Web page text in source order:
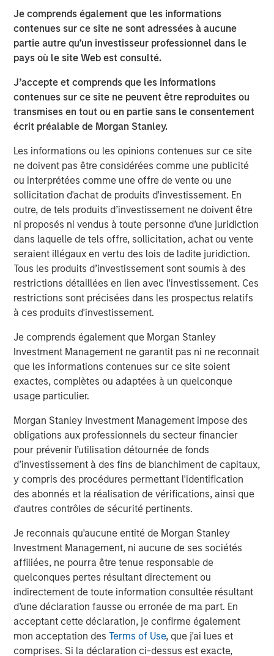
Je comprends également que les informations
contenues sur ce site ne sont adressées à aucune
partie autre qu’un investisseur professionnel dans le
pays où le site Web est consulté.
J’accepte et comprends que les informations
contenues sur ce site ne peuvent être reproduites ou
transmises en tout ou en partie sans le consentement
écrit préalable de Morgan Stanley.
Les informations ou les opinions contenues sur ce site
ne doivent pas être considérées comme une publicité
ou interprétées comme une offre de vente ou une
sollicitation d'achat de produits d'investissement. En
outre, de tels produits d’investissement ne doivent être
ni proposés ni vendus à toute personne d’une juridiction
dans laquelle de tels offre, sollicitation, achat ou vente
seraient illégaux en vertu des lois de ladite juridiction.
Tous les produits d’investissement sont soumis à des
restrictions détaillées en lien avec l'investissement. Ces
restrictions sont précisées dans les prospectus relatifs
à ces produits d'investissement.
Je comprends également que Morgan Stanley
Investment Management ne garantit pas ni ne reconnait
que les informations contenues sur ce site soient
exactes, complètes ou adaptées à un quelconque
usage particulier.
Morgan Stanley Investment Management impose des
obligations aux professionnels du secteur financier
pour prévenir l’utilisation détournée de fonds
d’investissement à des fins de blanchiment de capitaux,
y compris des procédures permettant l'identification
des abonnés et la réalisation de vérifications, ainsi que
d'autres contrôles de sécurité pertinents.
Je reconnais qu'aucune entité de Morgan Stanley
Investment Management, ni aucune de ses sociétés
affiliées, ne pourra être tenue responsable de
quelconques pertes résultant directement ou
indirectement de toute information consultée résultant
d’une déclaration fausse ou erronée de ma part. En
acceptant cette déclaration, je confirme également
mon acceptation desTerms of Use, que j'ai lues et
comprises. Si la déclaration ci-dessus est exacte,
components from ports to offshore wind installations.
“In our view, the U.S. offshore wind industry is in its early
stages with ambitious goals to develop 30 gigawatts of
capacity from offshore wind by 2030 and unlock a
pathway to 110 gigawatts by 2050,” said Daniel Sailors,
Managing Director, MSIP. “We believe port infrastructure
is essential to the build-out and long-term maintenance
of offshore wind projects and we are excited to partner
that will enable the development of this important
industry.”
Crowley provides wind energy solutions for the U.S.
offshore wind industry, including port operations and
terminaling, feedering vessels and operations, and
project management.
Through a public-private partnership with the
Commonwealth of Massachusetts’ Clean Energy Center
and the City of Salem, Massachusetts, Crowley plans to
begin construction this fall on the Salem Wind Services
Terminal, which will support the development and
U.S. coast. In addition, the company is pursuing the
development of a U.S. West Coast terminal in Eureka,
California, in a public-private partnership. Crowley also
has a right-of-first refusal agreement to lease and
potentially develop a wind services terminal at Port
Fourchon, Louisiana.
“The partnership of our two companies will help lead the
growth of the wind energy sector and provide clean,
renewable energy for the U.S. through high-quality
maritime and logistics operations and services. Our
collaboration will help create not just more value as a
business, but cleaner, more sustainable energy for our
communities,” said Bob Karl, Senior Vice President and
General Manager, Crowley Wind Services.
Crédit Agricole Corporate and Investment Bank served as
financial advisor to MSIP, and Kirkland & Ellis LLP served
as its legal counsel. DNB Markets served as financial
advisor to Crowley, and Vinson & Elkins LLP served as the
company’s legal counsel.
About Crowley